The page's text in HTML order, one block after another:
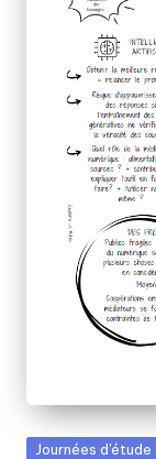
fabriquer
Posted
Journées d'étude